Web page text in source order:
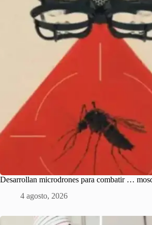
Desarrollan microdrones para combatir …
4 agosto, 2026